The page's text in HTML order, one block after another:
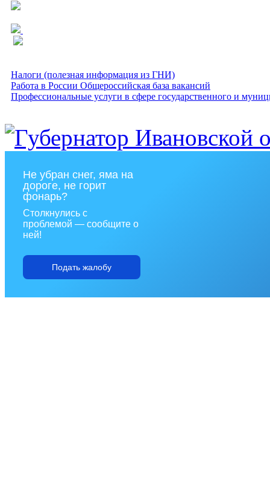
Налоги (полезная информация из ГНИ)
Работа в России Общероссийская база вакансий
Профессиональные услуги в сфере государственного и
Не убран снег, яма на
дороге, не горит
фонарь?
Столкнулись с
проблемой — сообщите о
ней!
Подать жалобу